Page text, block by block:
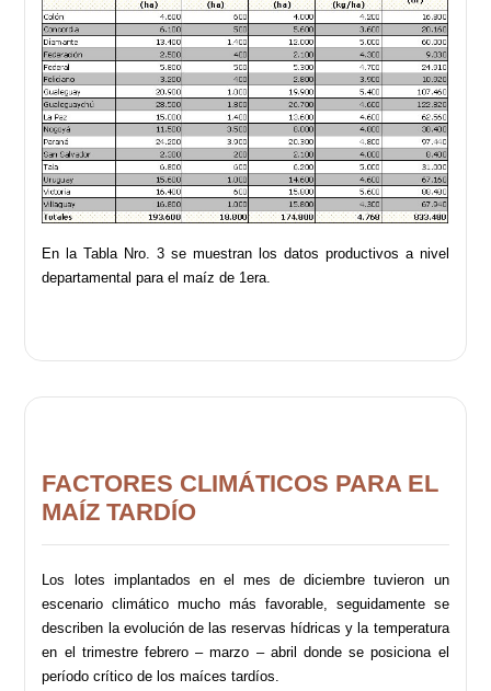
En la Tabla Nro. 3 se muestran los datos productivos a nivel
departamental para el maíz de 1era.
FACTORES CLIMÁTICOS PARA EL
MAÍZ TARDÍO
Los lotes implantados en el mes de diciembre tuvieron un
escenario climático mucho más favorable, seguidamente se
describen la evolución de las reservas hídricas y la temperatura
en el trimestre febrero – marzo – abril donde se posiciona el
período crítico de los maíces tardíos.